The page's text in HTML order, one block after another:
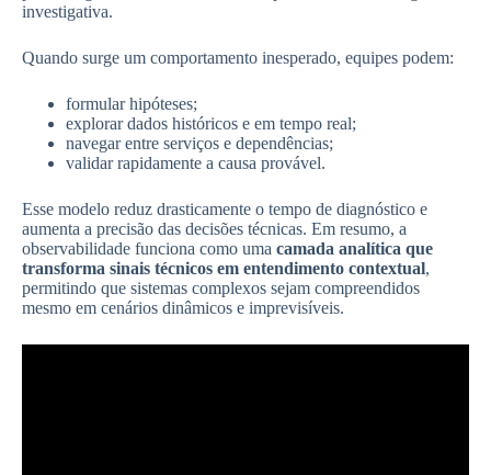
investigativa.
Quando surge um comportamento inesperado, equipes podem:
formular hipóteses;
explorar dados históricos e em tempo real;
navegar entre serviços e dependências;
validar rapidamente a causa provável.
Esse modelo reduz drasticamente o tempo de diagnóstico e
aumenta a precisão das decisões técnicas. Em resumo, a
observabilidade funciona como uma camada analítica que
transforma sinais técnicos em entendimento contextual,
permitindo que sistemas complexos sejam compreendidos
mesmo em cenários dinâmicos e imprevisíveis.